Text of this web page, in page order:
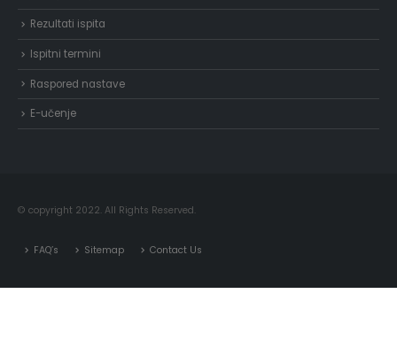
Rezultati ispita
Ispitni termini
Raspored nastave
E-učenje
© copyright 2022. All Rights Reserved.
FAQ’s Sitemap Contact Us